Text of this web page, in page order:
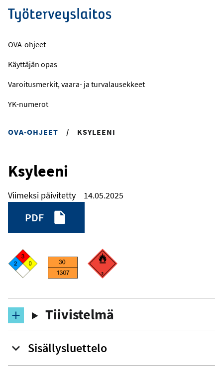
Hyppää
pääsisältöön
OVA-ohjeet
Käyttäjän opas
Varoitusmerkit, vaara- ja turvalausekkeet
YK-numerot
OVA-OHJEET / KSYLEENI
Ksyleeni
Viimeksi päivitetty 14.05.2025
PDF
Tiivistelmä
Sisällysluettelo